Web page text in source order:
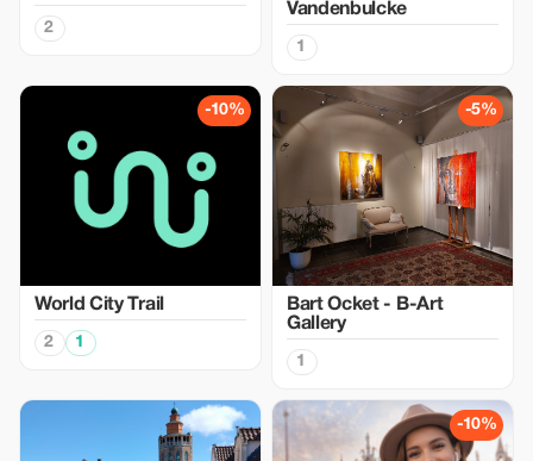
2
Vandenbulcke
1
-10%
World City Trail
2 1
-5%
Bart Ocket - B-Art
Gallery
1
-10%